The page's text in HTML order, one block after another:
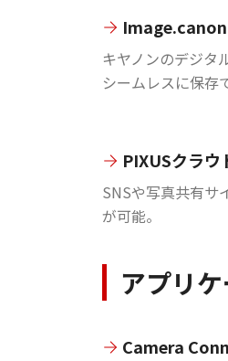
Image.canon
キヤノンのデジタ
シームレスに保存
PIXUSクラウ
SNSや写真共有サ
が可能。
アプリ
Camera